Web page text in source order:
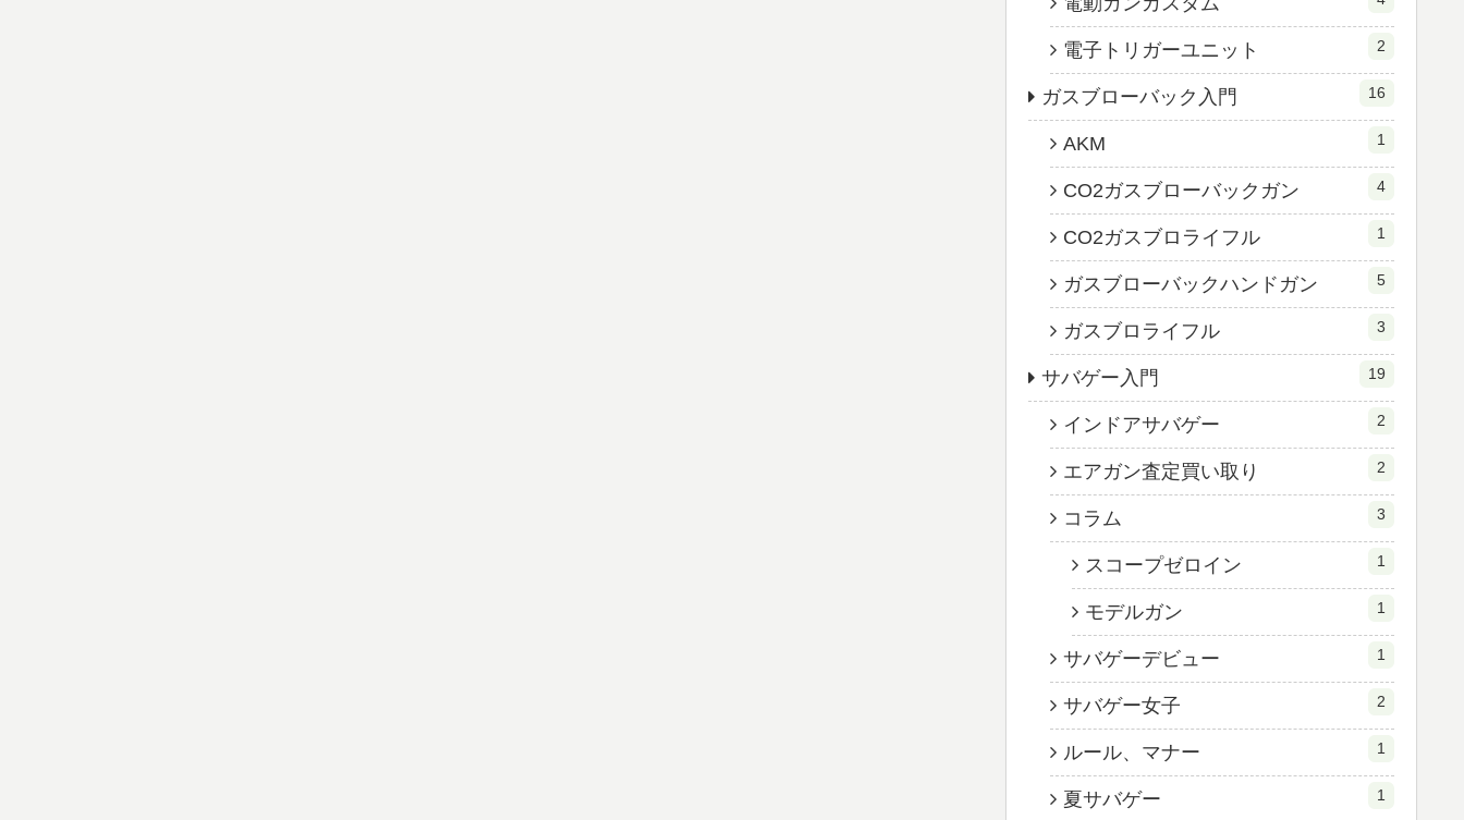
電子トリガーユニット 2
ガスブローバック入門 16
AKM 1
CO2ガスブローバックガン 4
CO2ガスブロライフル 1
ガスブローバックハンドガン 5
ガスブロライフル 3
サバゲー入門 19
インドアサバゲー 2
エアガン査定買い取り 2
コラム 3
スコープゼロイン 1
モデルガン 1
サバゲーデビュー 1
サバゲー女子 2
ルール、マナー 1
夏サバゲー 1